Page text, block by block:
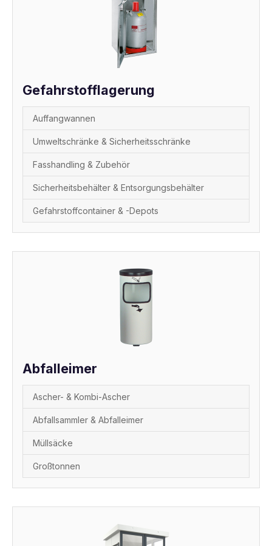
Gefahrstofflagerung
Auffangwannen
Umweltschränke & Sicherheitsschränke
Fasshandling & Zubehör
Sicherheitsbehälter & Entsorgungsbehälter
Gefahrstoffcontainer & -Depots
Abfalleimer
Ascher- & Kombi-Ascher
Abfallsammler & Abfalleimer
Müllsäcke
Großtonnen